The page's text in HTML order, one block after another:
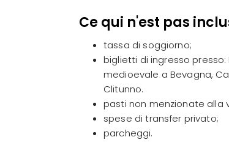
Ce qui n'est pas
tassa di soggiorno;
biglietti di ingresso presso:
medioevale a Bevagna,
Clitunno.
pasti non menzionate alla
spese di transfer privato;
parcheggi.